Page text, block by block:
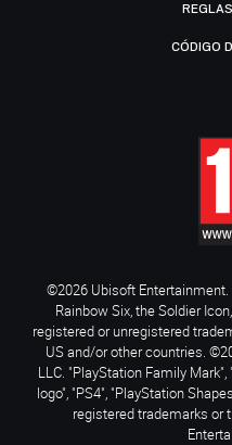
CÓDIGO
©2026 Ubisoft Entertainment.
Rainbow Six, the Soldier
registered or unregistered
US and/or other countries.
LLC. "PlayStation Family Mark",
logo", "PS4", "PlayStation
registered trademarks or